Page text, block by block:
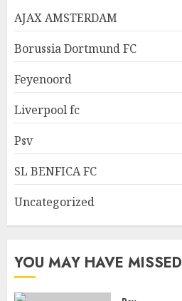
AJAX AMSTERDAM
Borussia Dortmund FC
Feyenoord
Liverpool fc
Psv
SL BENFICA FC
Uncategorized
YOU MAY HAVE MISSED